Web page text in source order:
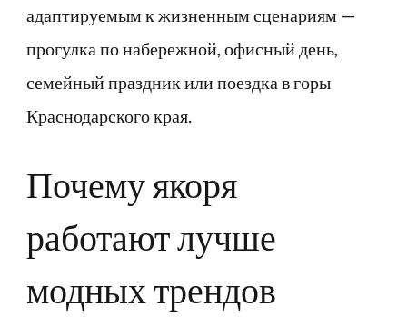
адаптируемым к жизненным сценариям —
прогулка по набережной, офисный день,
семейный праздник или поездка в горы
Краснодарского края.
Почему якоря
работают лучше
модных трендов